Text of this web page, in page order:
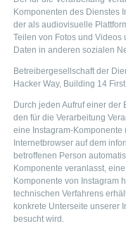
Komponenten des Dienstes
der als audiovisuelle
Teilen von Fotos und
Daten in anderen sozialen
Betreibergesellschaft der
Hacker Way, Building 14
Durch jeden Aufruf einer der
den für die Verarbeitung
eine Instagram-Komponente
Internetbrowser auf dem
betroffenen Person
Komponente veranlasst,
Komponente von Instagram
technischen Verfahrens
konkrete Unterseite unserer
besucht wird.